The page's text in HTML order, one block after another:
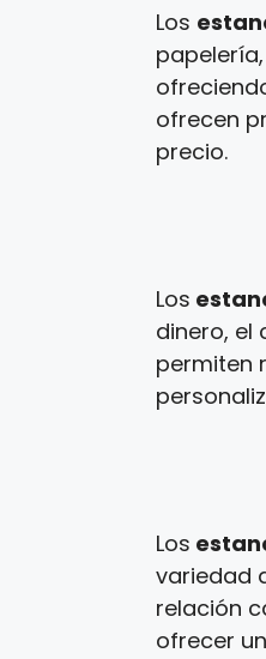
Los
ofrecen
precio.
Los
dinero, el
permiten
Los
variedad
relación
ofrecer